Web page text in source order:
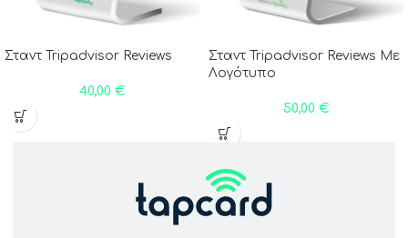
Σταντ Tripadvisor Reviews
40,00 €
Σταντ Tripadvisor Reviews Με
Λογότυπο
50,00 €